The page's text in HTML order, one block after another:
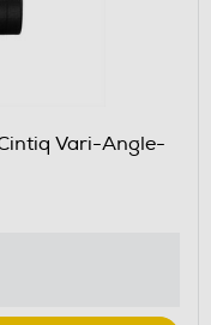
Vari-Angle-